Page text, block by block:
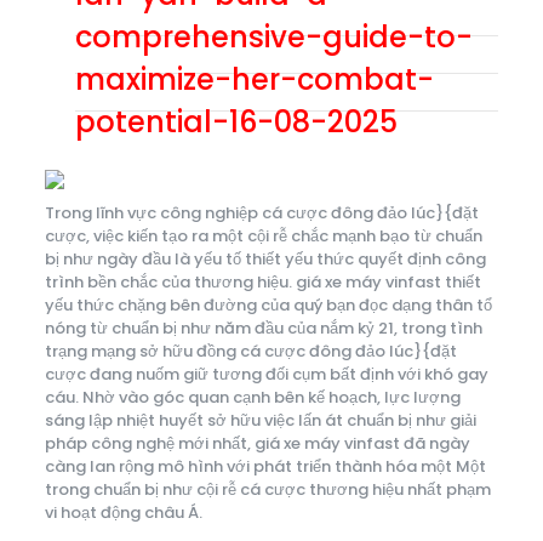
comprehensive-guide-to-
maximize-her-combat-
potential-16-08-2025
Trong lĩnh vực công nghiệp cá cược đông đảo lúc}{đặt
cược, việc kiến tạo ra một cội rễ chắc mạnh bạo từ chuẩn
bị như ngày đầu là yếu tố thiết yếu thức quyết định công
trình bền chắc của thương hiệu. giá xe máy vinfast thiết
yếu thức chặng bên đường của quý bạn đọc dạng thân tổ
nóng từ chuẩn bị như năm đầu của nắm kỷ 21, trong tình
trạng mạng sở hữu đồng cá cược đông đảo lúc}{đặt
cược đang nuốm giữ tương đối cụm bất định với khó gay
cáu. Nhờ vào góc quan cạnh bên kế hoạch, lực lượng
sáng lập nhiệt huyết sở hữu việc lấn át chuẩn bị như giải
pháp công nghệ mới nhất, giá xe máy vinfast đã ngày
càng lan rộng mô hình với phát triển thành hóa một Một
trong chuẩn bị như cội rễ cá cược thương hiệu nhất phạm
vi hoạt động châu Á.